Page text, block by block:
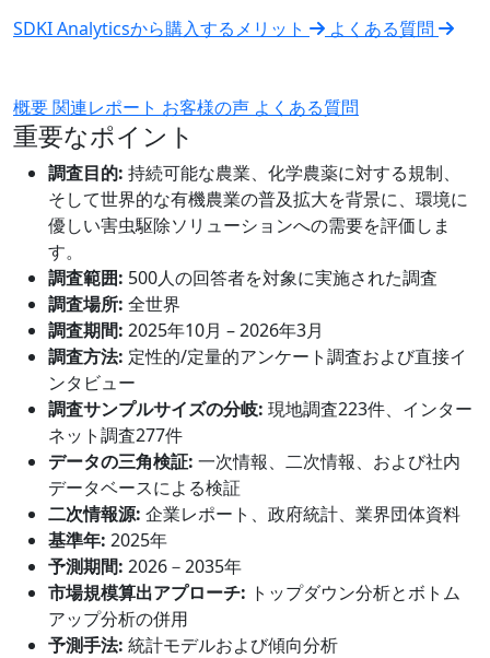
SDKI Analyticsから購入するメリット よくある質問
概要関連レポート お客様の声 よくある質問
重要なポイント
調査目的: 持続可能な農業、化学農薬に対する規制、
そして世界的な有機農業の普及拡大を背景に、環境に
優しい害虫駆除ソリューションへの需要を評価しま
す。
調査範囲: 500人の回答者を対象に実施された調査
調査場所: 全世界
調査期間: 2025年10月 – 2026年3月
調査方法: 定性的/定量的アンケート調査および直接イ
ンタビュー
調査サンプルサイズの分岐: 現地調査223件、インター
ネット調査277件
データの三角検証: 一次情報、二次情報、および社内
データベースによる検証
二次情報源: 企業レポート、政府統計、業界団体資料
基準年: 2025年
予測期間: 2026－2035年
市場規模算出アプローチ: トップダウン分析とボトム
アップ分析の併用
予測手法: 統計モデルおよび傾向分析